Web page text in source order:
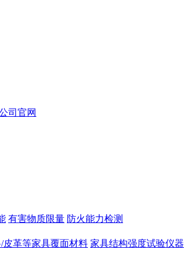
有害物质限量 防火能力检测
皮革等家具覆面材料 家具结构强度试验仪器